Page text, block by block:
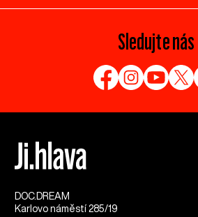
Sledujte nás
DOC.DREAM​
Karlovo náměstí 285/19